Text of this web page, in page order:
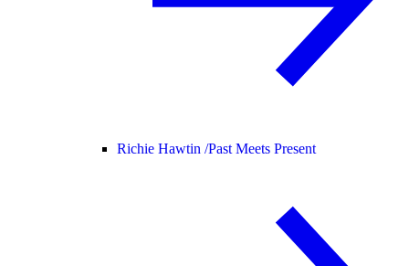
Richie Hawtin /Past Meets Present